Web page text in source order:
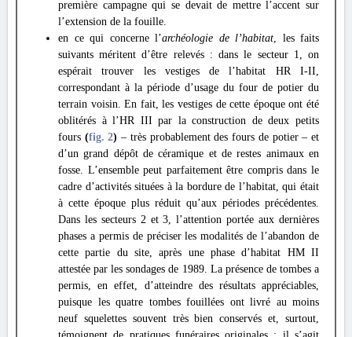
première campagne qui se devait de mettre l’accent sur
l’extension de la fouille.
en ce qui concerne l’archéologie de l’habitat, les faits
suivants méritent d’être relevés : dans le secteur 1, on
espérait trouver les vestiges de l’habitat HR I-II,
correspondant à la période d’usage du four de potier du
terrain voisin. En fait, les vestiges de cette époque ont été
oblitérés à l’HR III par la construction de deux petits
fours (fig. 2) – très probablement des fours de potier – et
d’un grand dépôt de céramique et de restes animaux en
fosse. L’ensemble peut parfaitement être compris dans le
cadre d’activités situées à la bordure de l’habitat, qui était
à cette époque plus réduit qu’aux périodes précédentes.
Dans les secteurs 2 et 3, l’attention portée aux dernières
phases a permis de préciser les modalités de l’abandon de
cette partie du site, après une phase d’habitat HM II
attestée par les sondages de 1989. La présence de tombes a
permis, en effet, d’atteindre des résultats appréciables,
puisque les quatre tombes fouillées ont livré au moins
neuf squelettes souvent très bien conservés et, surtout,